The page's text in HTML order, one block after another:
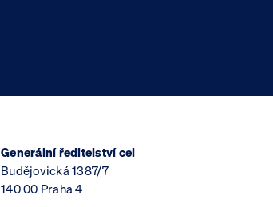
Generální ředitelství cel
Budějovická 1387/7
140 00 Praha 4